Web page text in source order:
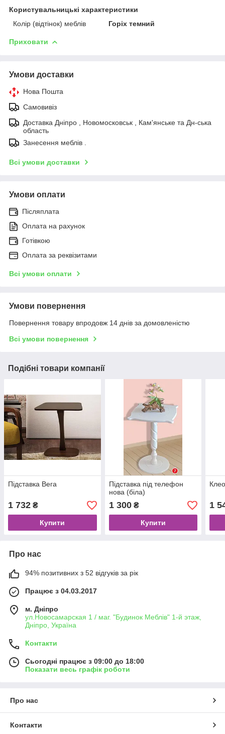
Користувальницькі характеристики
Колір (відтінок) меблів
Горіх темний
Приховати
Умови доставки
Нова Пошта
Самовивіз
Доставка Дніпро , Новомосковськ , Кам'янське та Дн-ська
область
Занесення меблів .
Всі умови доставки
Умови оплати
Післяплата
Оплата на рахунок
Готівкою
Оплата за реквізитами
Всі умови оплати
Умови повернення
Повернення товару впродовж 14 днів за домовленістю
Всі умови повернення
Подібні товари компанії
Підставка Вега
1 732 ₴
Купити
Підставка під телефон
нова (біла)
1 300₴
Купити
1
Про нас
94% позитивних з 52 відгуків за рік
Працює з 04.03.2017
м. Дніпро
ул.Новосамарская 1 / маг. "Будинок Меблiв" 1-й этаж,
Дніпро, Україна
Контакти
Сьогодні працює з 09:00 до 18:00
Показати весь графік роботи
Про нас
Контакти